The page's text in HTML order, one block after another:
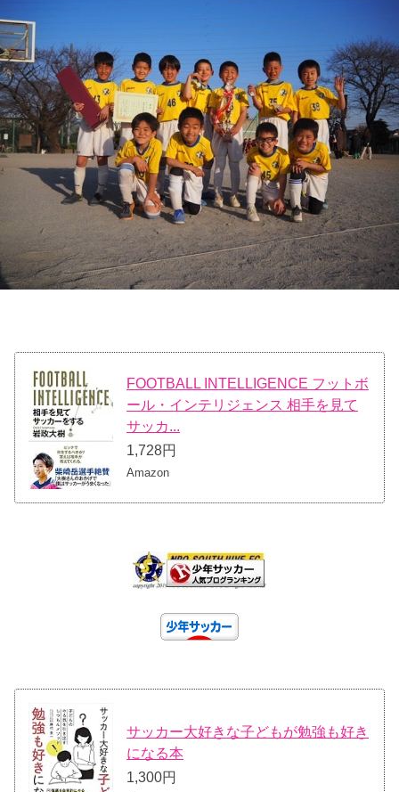
FOOTBALL INTELLIGENCE フットボ
ール・インテリジェンス 相手を見て
サッカ...
1,728円
Amazon
サッカー大好きな子どもが勉強も好き
になる本
1,300円